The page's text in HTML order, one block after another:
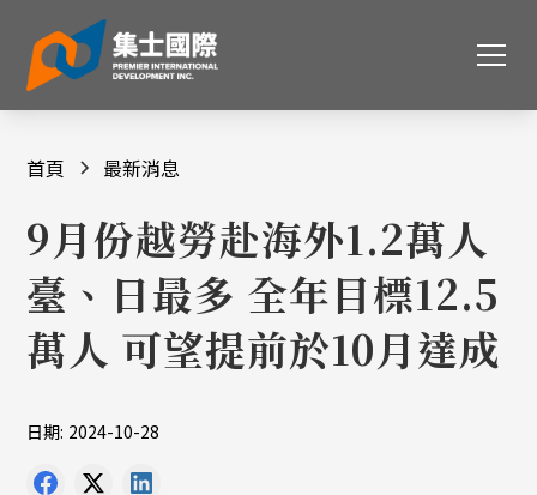
首頁 最新消息
9月份越勞赴海外1.2萬人
臺、日最多 全年目標12.5
萬人 可望提前於10月達成
日期: 2024-10-28